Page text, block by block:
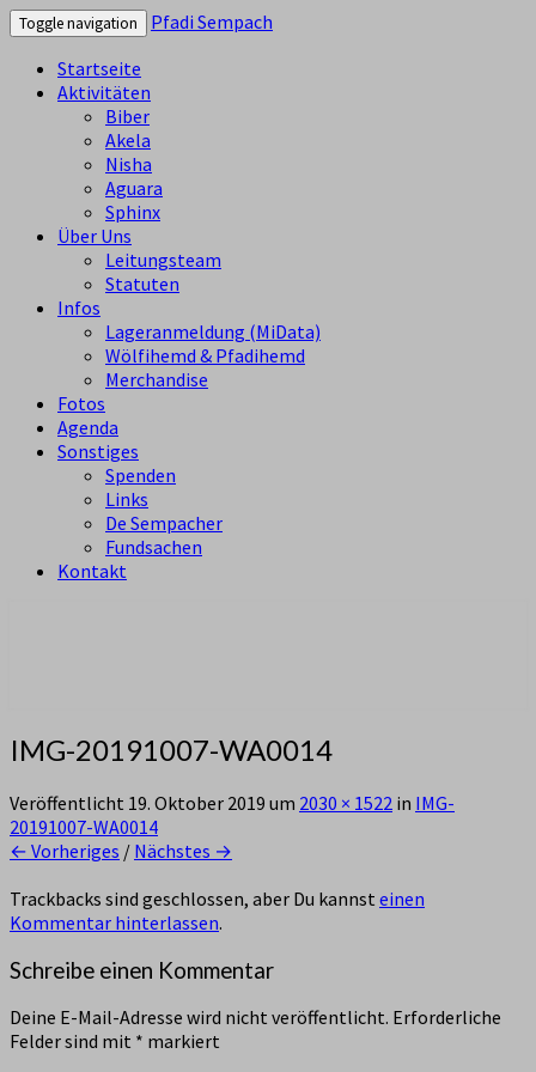
Toggle navigation
Pfadi Sempach
Startseite
Aktivitäten
Biber
Akela
Nisha
Aguara
Sphinx
Über Uns
Leitungsteam
Statuten
Infos
Lageranmeldung (MiData)
Wölfihemd & Pfadihemd
Merchandise
Fotos
Agenda
Sonstiges
Spenden
Links
De Sempacher
Fundsachen
Kontakt
IMG-20191007-WA0014
Veröffentlicht 19. Oktober 2019 um 2030 × 1522 in IMG-
20191007-WA0014
← Vorheriges / Nächstes →
Trackbacks sind geschlossen, aber Du kannst einen
Kommentar hinterlassen.
Schreibe einen Kommentar
Deine E-Mail-Adresse wird nicht veröffentlicht. Erforderliche
Felder sind mit * markiert